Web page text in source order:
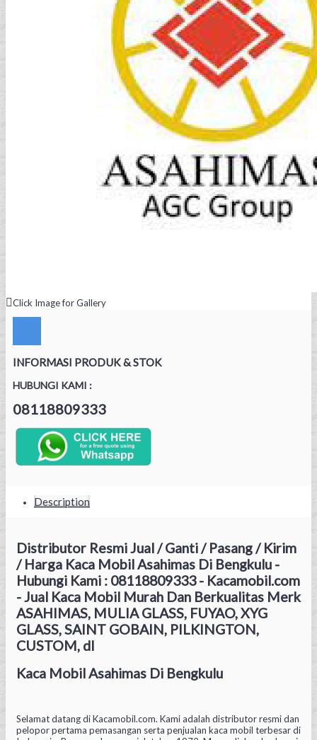
Click Image for Gallery
INFORMASI PRODUK & STOK
HUBUNGI KAMI :
08118809333
Description
Distributor Resmi Jual / Ganti / Pasang / Kirim
/ Harga Kaca Mobil Asahimas Di Bengkulu -
Hubungi Kami : 08118809333 - Kacamobil.com
- Jual Kaca Mobil Murah Dan Berkualitas Merk
ASAHIMAS, MULIA GLASS, FUYAO, XYG
GLASS, SAINT GOBAIN, PILKINGTON,
CUSTOM, dl
Kaca Mobil Asahimas Di Bengkulu
Selamat datang di Kacamobil.com. Kami adalah distributor resmi dan
pelopor pertama pemasangan serta penjualan kaca mobil terbesar di